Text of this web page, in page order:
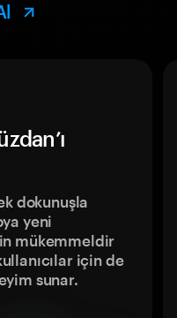
dokunuşla
yeni
mükemmeldir
için de
sunar.